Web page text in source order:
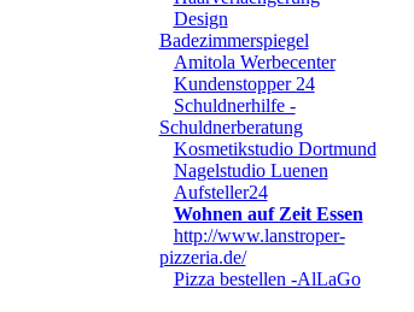
Design
Badezimmerspiegel
Amitola Werbecenter
Kundenstopper 24
Schuldnerhilfe -
Schuldnerberatung
Kosmetikstudio Dortmund
Nagelstudio Luenen
Aufsteller24
Wohnen auf Zeit Essen
http://www.lanstroper-
pizzeria.de/
Pizza bestellen -AlLaGo